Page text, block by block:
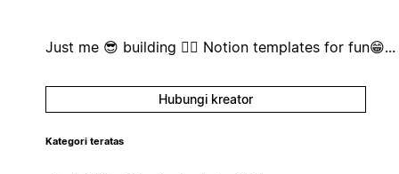
Just me 😎 building 👷‍♂️ Notion templates for fun😁...
Hubungi kreator
Kategori teratas